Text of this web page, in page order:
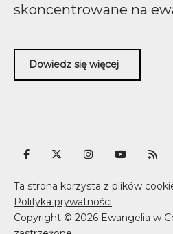
skoncentrowane na
Dowiedz się więcej
Ta strona korzysta z plików
Polityka prywatności
Copyright © 2026 Ewangelia w